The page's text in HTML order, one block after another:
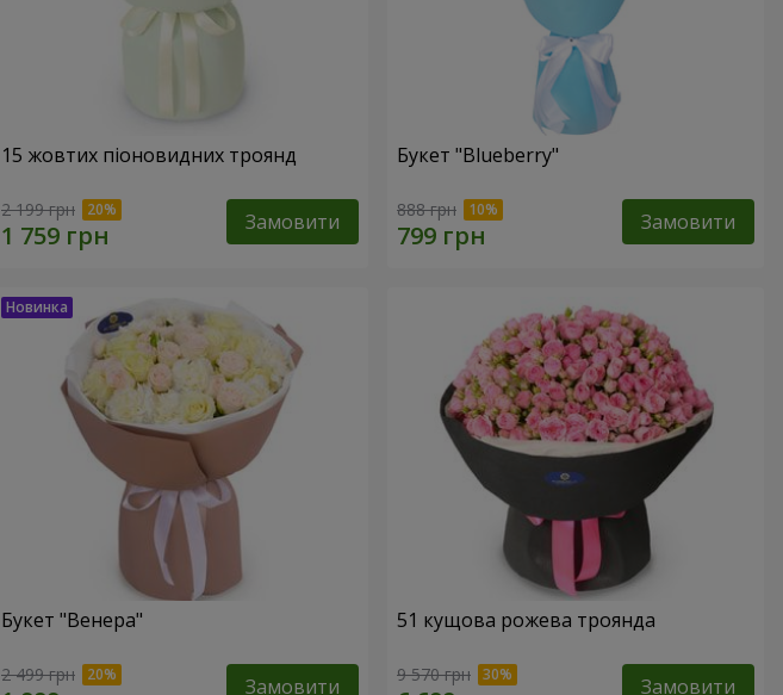
15 жовтих піоновидних троянд
2 199 грн Замовити
Букет "Blueberry"
888 грн Замовити
Букет "Венера"
2 499 грн Замовити
51 кущова рожева троянда
9 570 грн Замовити